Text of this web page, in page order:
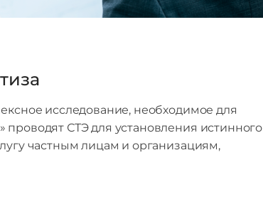
исследование, необходимое для
СТЭ для установления истинного
частным лицам и организациям,